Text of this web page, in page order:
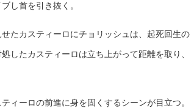
し首を引き抜く。
たカスティーロにチョリッシュは、起死回生の
したカスティーロは立ち上がって距離を取り、
ィーロの前進に身を固くするシーンが目立つ。